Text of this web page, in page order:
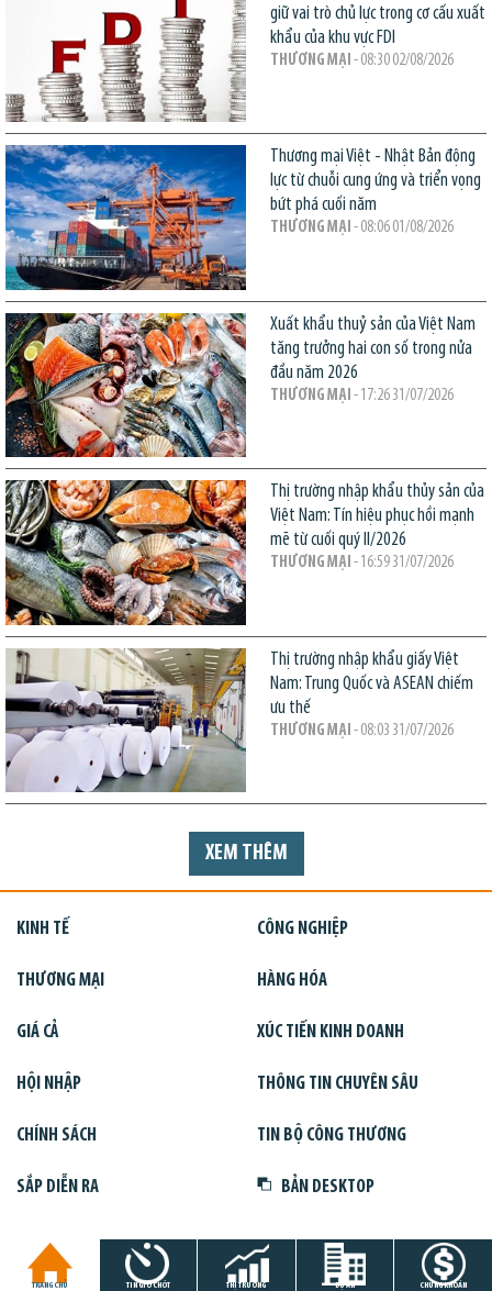
giữ vai trò chủ lực trong cơ cấu xuất
khẩu của khu vực FDI
THƯƠNG MẠI - 08:30 02/08/2026
Thương mại Việt - Nhật Bản động
lực từ chuỗi cung ứng và triển vọng
bứt phá cuối năm
THƯƠNG MẠI - 08:06 01/08/2026
Xuất khẩu thuỷ sản của Việt Nam
tăng trưởng hai con số trong nửa
đầu năm 2026
THƯƠNG MẠI - 17:26 31/07/2026
Thị trường nhập khẩu thủy sản của
Việt Nam: Tín hiệu phục hồi mạnh
mẽ từ cuối quý II/2026
THƯƠNG MẠI - 16:59 31/07/2026
Thị trường nhập khẩu giấy Việt
Nam: Trung Quốc và ASEAN chiếm
ưu thế
THƯƠNG MẠI - 08:03 31/07/2026
XEM THÊM
KINH TẾ CÔNG NGHIỆP
THƯƠNG MẠI HÀNG HÓA
GIÁ CẢ XÚC TIẾN KINH DOANH
HỘI NHẬP THÔNG TIN CHUYÊN SÂU
CHÍNH SÁCH TIN BỘ CÔNG THƯƠNG
SẮP DIỄN RA BẢN DESKTOP
TRANG CHỦ TIN GIỜ CHÓT THỊ TRƯỜNG DỰ ÁN CHỨNG KHOÁN